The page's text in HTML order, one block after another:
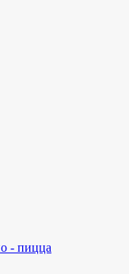
- пицца